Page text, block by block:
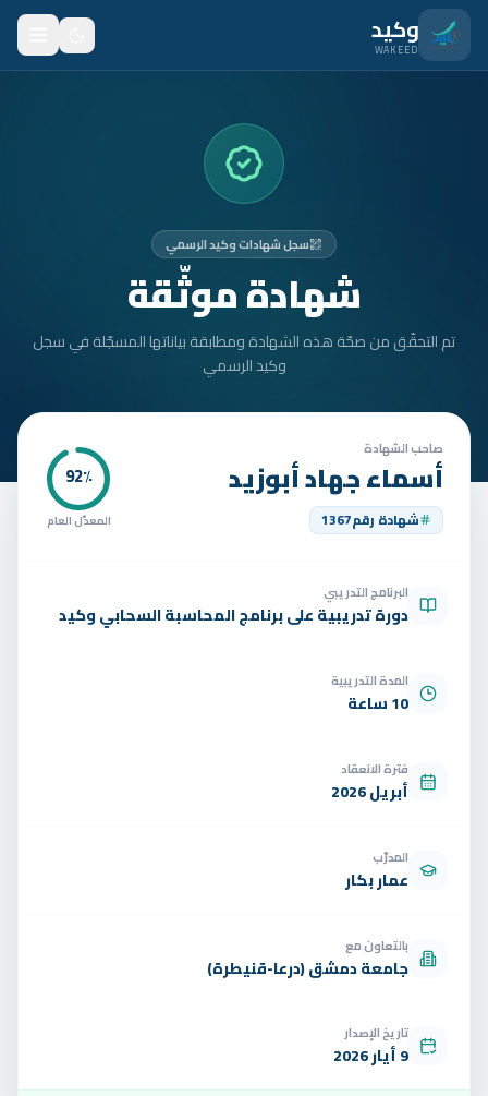
انتقل للمحتوى الرئيسي
وكيد
WAKEED
المتدربون
الأمان
تواصل
الوظائف
سجل شهادات وكيد الرسمي
شهادة موثّقة
تم التحقّق من صحّة هذه الشهادة ومطابقة بياناتها المسجّلة في سجل
وكيد الرسمي
صاحب الشهادة
أسماء جهاد أبوزيد
شهادة رقم1367
92٪
المعدّل العام
البرنامج التدريبي
دورة تدريبية على برنامج المحاسبة السحابي وكيد
المدة التدريبية
10 ساعة
فترة الانعقاد
أبريل 2026
المدرّب
عمار بكار
بالتعاون مع
جامعة دمشق (درعا-قنيطرة)
تاريخ الإصدار
9 أيار 2026